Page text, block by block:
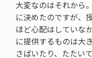
大変なのはそれから
に決めたのですが、
ほど心配はしていな
に提供するものは大
さばいたり、たたい